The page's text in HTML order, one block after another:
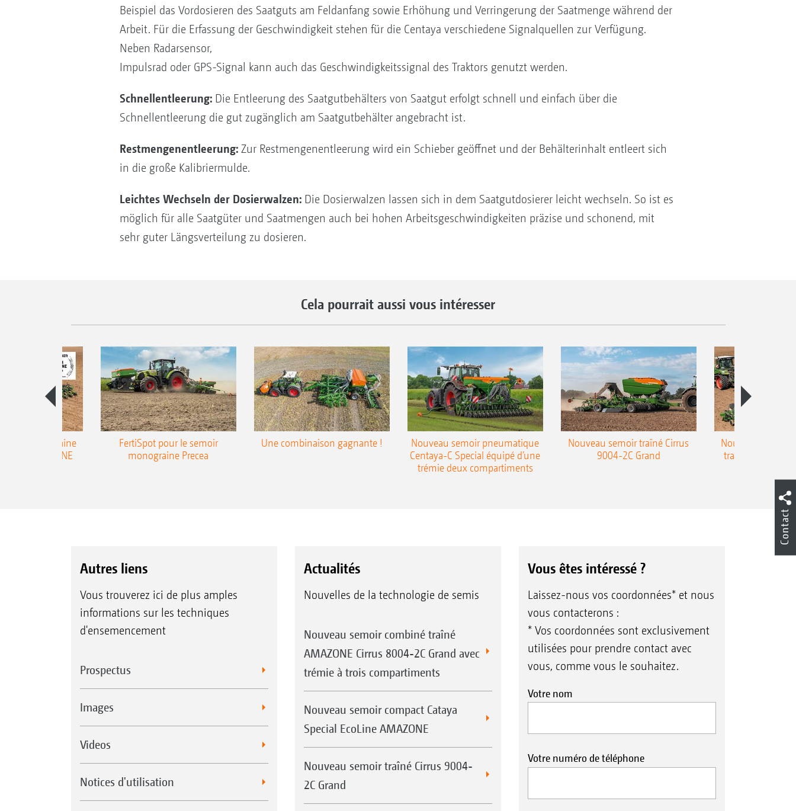
Beispiel das Vordosieren des Saatguts am Feldanfang sowie Erhöhung und Verringerung der Saatmenge während der
Arbeit. Für die Erfassung der Geschwindigkeit stehen für die Centaya verschiedene Signalquellen zur Verfügung.
Neben Radarsensor,
Impulsrad oder GPS-Signal kann auch das Geschwindigkeitssignal des Traktors genutzt werden.
Schnellentleerung:Die Entleerung des Saatgutbehälters von Saatgut erfolgt schnell und einfach über die
Schnellentleerung die gut zugänglich am Saatgutbehälter angebracht ist.
Restmengenentleerung:Zur Restmengenentleerung wird ein Schieber geöffnet und der Behälterinhalt entleert sich
in die große Kalibriermulde.
Leichtes Wechseln der Dosierwalzen:Die Dosierwalzen lassen sich in dem Saatgutdosierer leicht wechseln. So ist es
möglich für alle Saatgüter und Saatmengen auch bei hohen Arbeitsgeschwindigkeiten präzise und schonend, mit
sehr guter Längsverteilung zu dosieren.
Cela pourrait aussi vous intéresser
monograine
TCC AMAZONE
FertiSpot pour le semoir
monograine Precea
Une combinaison gagnante !
Nouveau semoir pneumatique
Centaya-C Special équipé d’une
trémie deux compartiments
Nouveau semoir traîné Cirrus
9004-2C Grand
Nouveau semoir
traîné Precea-
Autres liens
Vous trouverez ici de plus amples
informations sur les techniques
d'ensemencement
Prospectus
Images
Videos
Notices d'utilisation
Actualités
Nouvelles de la technologie de semis
Nouveau semoir combiné traîné
AMAZONE Cirrus 8004-2C Grand avec
trémie à trois compartiments
Nouveau semoir compact Cataya
Special EcoLine AMAZONE
Nouveau semoir traîné Cirrus 9004-
2C Grand
Vous êtes intéressé ?
Laissez-nous vos coordonnées* et nous
vous contacterons :
* Vos coordonnées sont exclusivement
utilisées pour prendre contact avec
vous, comme vous le souhaitez.
Votre nom
Votre numéro de téléphone
Contact